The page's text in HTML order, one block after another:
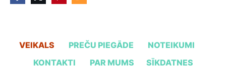
VEIKALS PREČU PIEGĀDE
NOTEIKUMI
KONTAKTI
PAR MUMS SĪKDATNES